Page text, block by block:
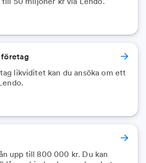
likviditet kan du ansöka om ett
upp till 800 000 kr. Du kan